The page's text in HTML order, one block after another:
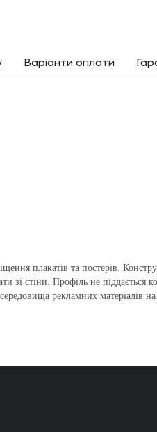
Варіанти оплати
плакатів та постерів.
зі стіни. Профіль не піддається
рекламних матеріалів